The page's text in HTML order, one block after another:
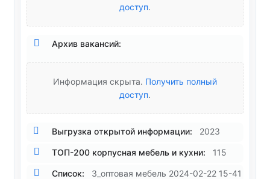
доступ.
Архив вакансий:
Информация скрыта. Получить полный
доступ.
Выгрузка открытой информации: 2023
ТОП-200 корпусная мебель и кухни: 115
Список: 3_оптовая мебель 2024-02-22 15-41